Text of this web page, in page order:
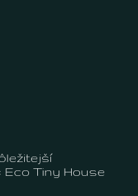
Eco Tiny House